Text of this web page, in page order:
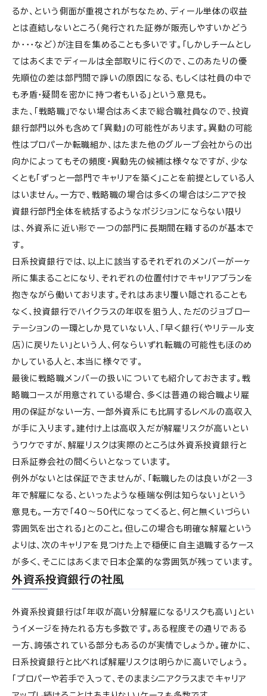
るか、という側面が重視されがちなため、ディール単体の収益
とは直結しないところ（発行された証券が販売しやすいかどう
か・・・など）が注目を集めることも多いです。「しかしチームとし
てはあくまでディールは全部取りに行くので、このあたりの優
先順位の差は部門間で諍いの原因になる、もしくは社員の中で
も矛盾・疑問を密かに持つ者もいる」という意見も。
また、「戦略職」でない場合はあくまで総合職社員なので、投資
銀行部門以外も含めて「異動」の可能性があります。異動の可能
性はプロパーか転職組か、はたまた他のグループ会社からの出
向かによってもその頻度・異動先の候補は様々なですが、少な
くとも「ずっと一部門でキャリアを築く」ことを前提としている人
はいません。一方で、戦略職の場合は多くの場合はシニアで投
資銀行部門全体を統括するようなポジションにならない限り
は、外資系に近い形で一つの部門に長期間在籍するのが基本で
す。
日系投資銀行では、以上に該当するそれぞれのメンバーが一ヶ
所に集まることになり、それぞれの位置付けでキャリアプランを
抱きながら働いております。それはあまり覆い隠されることも
なく、投資銀行でハイクラスの年収を狙う人、ただのジョブロー
テーションの一環としか見ていない人、「早く銀行（やリテール支
店）に戻りたい」という人、何ならいずれ転職の可能性もほのめ
かしている人と、本当に様々です。
最後に戦略職メンバーの扱いについても紹介しておきます。戦
略職コースが用意されている場合、多くは普通の総合職より雇
用の保証がない一方、一部外資系にも比肩するレベルの高収入
が手に入ります。建付け上は高収入だが解雇リスクが高いとい
うワケですが、解雇リスクは実際のところは外資系投資銀行と
日系証券会社の間くらいとなっています。
例外がないとは保証できませんが、「転職したのは良いが2―3
年で解雇になる、といったような極端な例は知らない」という
意見も。一方で「40〜50代になってくると、何と無くいづらい
雰囲気を出される」とのこと。但しこの場合も明確な解雇という
よりは、次のキャリアを見つけた上で穏便に自主退職するケース
が多く、そこにはあくまで日本企業的な雰囲気が残っています。
外資系投資銀行の社風
外資系投資銀行は「年収が高い分解雇になるリスクも高い」とい
うイメージを持たれる方も多数です。ある程度その通りである
一方、誇張されている部分もあるのが実情でしょうか。確かに、
日系投資銀行と比べれば解雇リスクは明らかに高いでしょう。
「プロパーや若手で入って、そのままシニアクラスまでキャリア